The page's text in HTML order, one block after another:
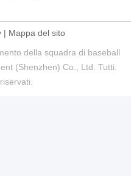
| Mappa del sito
della squadra di baseball
(Shenzhen) Co., Ltd. Tutti.